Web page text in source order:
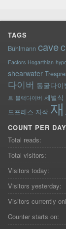
TAGS
Bühlmann cave
Factors Hogarthian
shearwater
다이버 동굴다이
트 블랙다이버 세벌식
드프레스 자작
COUNT PER DAY
Total reads:
Total visitors:
Visitors today:
Visitors yesterday:
Visitors currently
Counter starts on: